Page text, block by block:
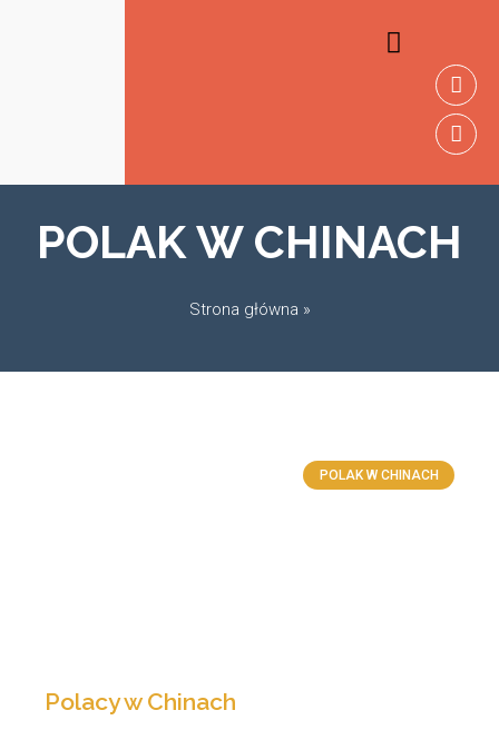
POLAK W CHINACH
Strona główna »
POLAK W CHINACH
Polacy w Chinach